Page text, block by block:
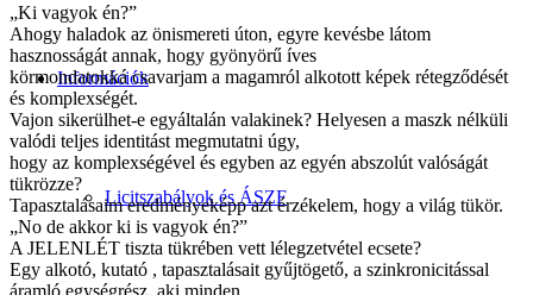
Információk
Licitszabályok és ÁSZF
„Ki vagyok én?”
Ahogy haladok az önismereti úton, egyre kevésbe látom
hasznosságát annak, hogy gyönyörű íves
körmondatokká csavarjam a magamról alkotott képek rétegződését
és komplexségét.
Vajon sikerülhet-e egyáltalán valakinek? Helyesen a maszk nélküli
valódi teljes identitást megmutatni úgy,
hogy az komplexségével és egyben az egyén abszolút valóságát
tükrözze?
Tapasztalásaim eredményeképp azt érzékelem, hogy a világ tükör.
„No de akkor ki is vagyok én?”
A JELENLÉT tiszta tükrében vett lélegzetvétel ecsete?
Egy alkotó, kutató , tapasztalásait gyűjtögető, a szinkronicitással
áramló egységrész, aki minden